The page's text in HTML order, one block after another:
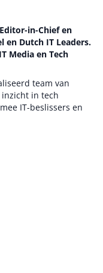
in-Chief en
en Dutch IT Leaders.
Media en Tech
team van
in tech
IT-beslissers en